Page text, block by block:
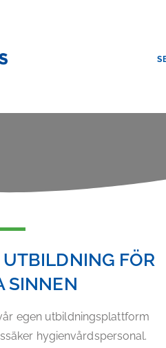
FÖR
SINNEN
egen utbildningsplattform
hygienvårdspersonal.